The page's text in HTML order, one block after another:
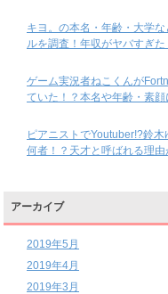
キヨ。の本名・年齢・大学
ルを調査！年収がヤバすぎた
ゲーム実況者ねこくんが
ていた！？本名や年齢・素顔
ピアニストでYoutuber!?鈴木
何者！？天才と呼ばれる理由
アーカイブ
2019年5月
2019年4月
2019年3月